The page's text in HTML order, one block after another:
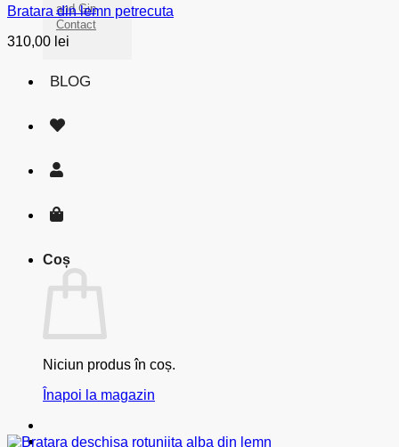
and Gin
Contact
BLOG
Coș
Niciun produs în coș.
Înapoi la magazin
Bratara din lemn petrecuta
310,00 lei